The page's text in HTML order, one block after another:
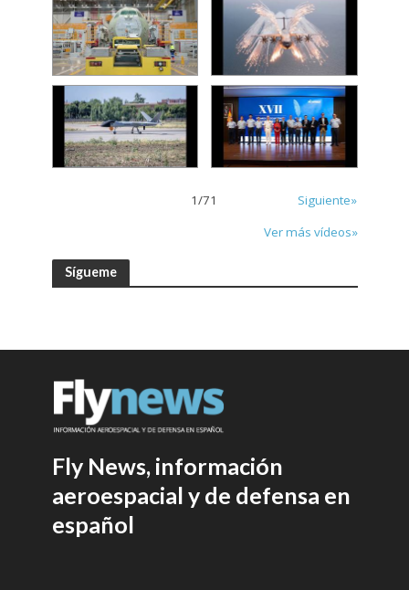
1/71
Siguiente»
Ver más vídeos»
Sígueme
Fly News, información
aeroespacial y de defensa en
español